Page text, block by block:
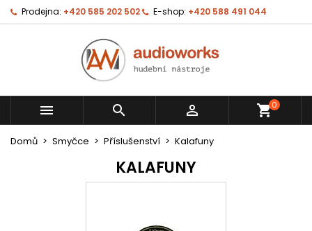
Prodejna: +420 585 202 502 E-shop: +420 588 491 044
   shopping_cart0
Domů Smyčce Příslušenství Kalafuny
KALAFUNY